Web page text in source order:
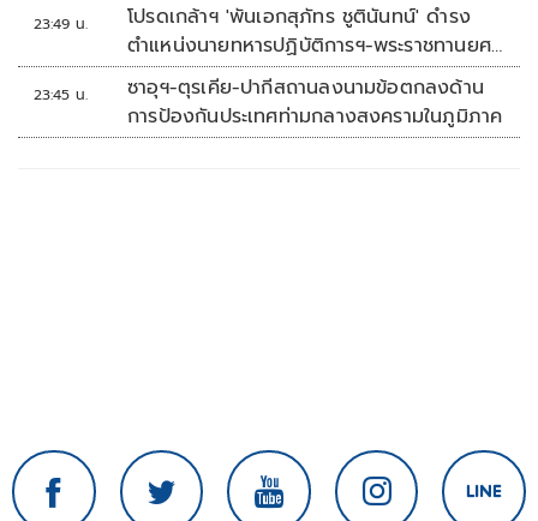
23:49 น.
โปรดเกล้าฯ 'พันเอกสุภัทร ชูตินันทน์' ดำรง
ตำแหน่งนายทหารปฏิบัติการฯ-พระราชทานยศ
'พลตรี'
23:45 น.
ซาอุฯ-ตุรเคีย-ปากีสถานลงนามข้อตกลงด้าน
การป้องกันประเทศท่ามกลางสงครามในภูมิภาค